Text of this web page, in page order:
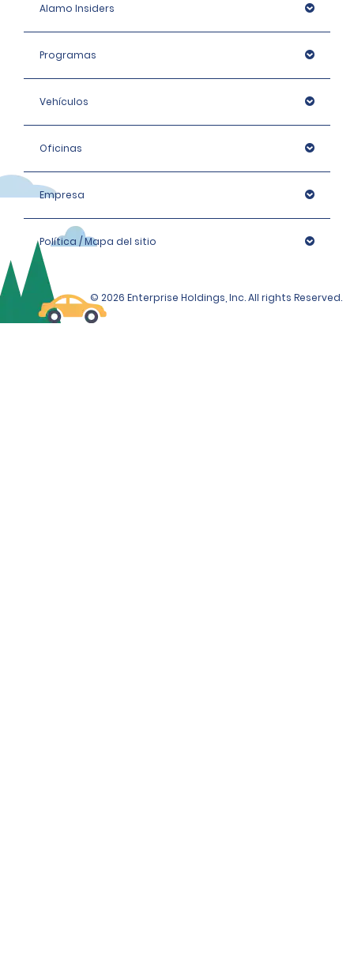
Alamo Insiders
Programas
Vehículos
Oficinas
Empresa
Política / Mapa del sitio
© 2026 Enterprise Holdings, Inc. All rights Reserved.